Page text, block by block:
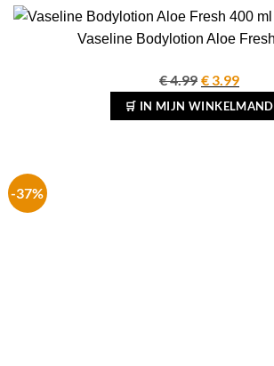
Vaseline Bodylotion Aloe
€4.99
prijs
was:
€3.99
prijs
is:
🛒 IN MIJN WINKELMAND
-37%